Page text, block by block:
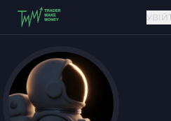
Зв'язатися з нами